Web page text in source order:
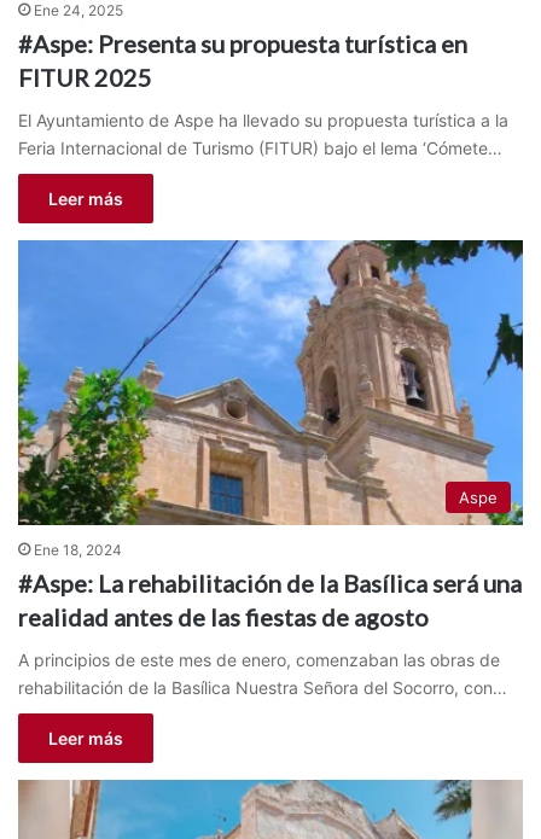
Ene 24, 2025
#Aspe: Presenta su propuesta turística en
FITUR 2025
El Ayuntamiento de Aspe ha llevado su propuesta turística a la
Feria Internacional de Turismo (FITUR) bajo el lema ‘Cómete…
Leer más
Aspe
Ene 18, 2024
#Aspe: La rehabilitación de la Basílica será una
realidad antes de las fiestas de agosto
A principios de este mes de enero, comenzaban las obras de
rehabilitación de la Basílica Nuestra Señora del Socorro, con…
Leer más